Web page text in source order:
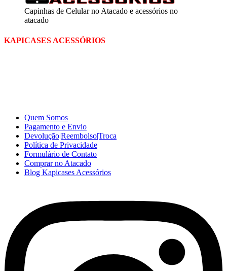
Capinhas de Celular no Atacado e acessórios no
atacado
KAPICASES ACESSÓRIOS
Quem Somos
Pagamento e Envio
Devolução|Reembolso|Troca
Política de Privacidade
Formulário de Contato
Comprar no Atacado
Blog Kapicases Acessórios